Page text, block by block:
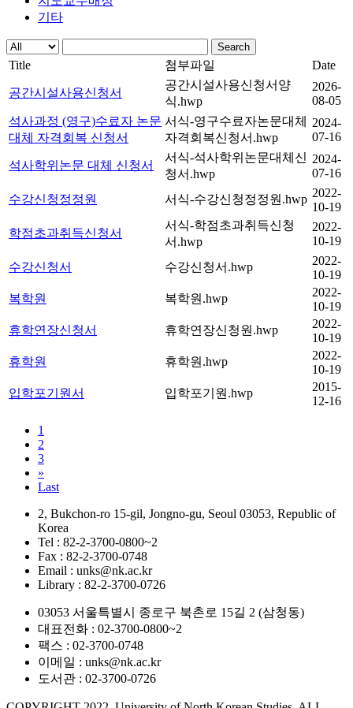
기타
Search
Title 첨부파일 Date
공간시설사용신청서
공간시설사용신청서양
식.hwp
2026-
08-05
석사과정 (영구)수료자 논문
대체 자격회복 신청서
서식-영구수료자논문대체
자격회복신청서.hwp
2024-
07-16
석사학위논문 대체 신청서
서식-석사학위논문대체신
청서.hwp
2024-
07-16
수강신청정정원
서식-수강신청정정원.hwp 2022-
10-19
학점초과취득신청서
서식-학점초과취득신청
서.hwp
2022-
10-19
수강신청서
수강신청서.hwp
2022-
10-19
복학원
복학원.hwp
2022-
10-19
휴학연장신청서
휴학연장신청원.hwp
2022-
10-19
휴학원
휴학원.hwp
2022-
10-19
입학포기원서
입학포기원.hwp
2015-
12-16
1
2
3
»
Last
2, Bukchon-ro 15-gil, Jongno-gu, Seoul 03053, Republic of
Korea
Tel : 82-2-3700-0800~2
Fax : 82-2-3700-0748
Email : unks@nk.ac.kr
Library : 82-2-3700-0726
03053 서울특별시 종로구 북촌로 15길 2 (삼청동)
대표전화 : 02-3700-0800~2
팩스 : 02-3700-0748
이메일 : unks@nk.ac.kr
도서관 : 02-3700-0726